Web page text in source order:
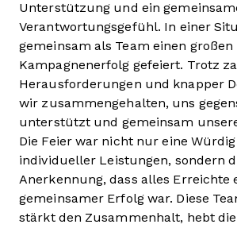
Unterstützung und ein
Verantwortungsgefühl. In einer
gemeinsam als Team einen großen
Kampagnenerfolg gefeiert. Trotz
Herausforderungen und knapper
wir zusammengehalten, uns
unterstützt und gemeinsam
Die Feier war nicht nur eine
individueller Leistungen, sondern
Anerkennung, dass alles Erreichte
gemeinsamer Erfolg war. Diese
stärkt den Zusammenhalt, hebt